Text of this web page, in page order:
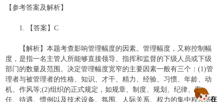
【参考答案及解析】
1. 【答案】C
【解析】本题考查影响管理幅度的因素。管理幅度，又称控制幅
度，是指一名主管人所能够直接领导、指挥和监督的下级人员或下级
部门的数量及范围。决定管理幅度宽窄的主要因素一般有三个：(1)管
理者与被管理者的性格、知识、才干、精力、经验、习惯、年龄、动
机、作风等;(2)组织的正式规定，如规章、制度、规划、纪律、责
任、待遇、惯例以及技术设备、氛围、人际关系、权力的集中程度等;